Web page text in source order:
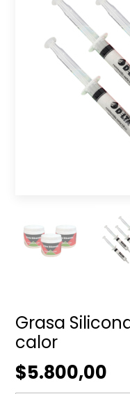
Grasa
calor
$5.800,00